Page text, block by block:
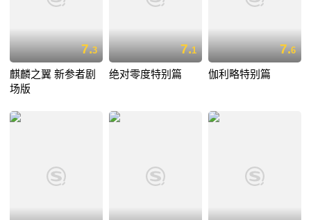
7.3
麒麟之翼 新参者剧
场版
7.1
绝对零度特别篇
7.6
伽利略特别篇